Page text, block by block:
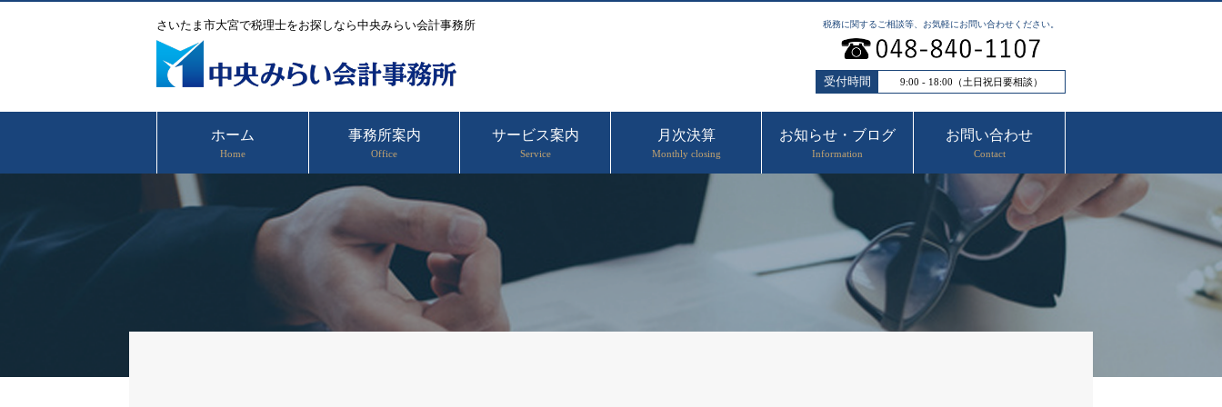
さいたま市大宮で税理士をお探しなら中央みらい会計事務所 税務に関するご相談等、お気軽にお問い合わせください。
受付時間 9:00 - 18:00（土日祝日要相談）
ホーム
Home
事務所案内
Office
サービス案内
Service
月次決算
Monthly closing
お知らせ・ブログ
Information
お問い合わせ
Contact